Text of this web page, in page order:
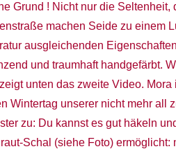
Grund ! Nicht nur die Seltenheit,
machen Seide zu einem
ausgleichenden
und traumhaft handgefärbt.
unten das zweite Video.
Wintertag unserer nicht mehr all
zu: Du kannst es gut häkeln
Schal (siehe Foto) ermöglicht: